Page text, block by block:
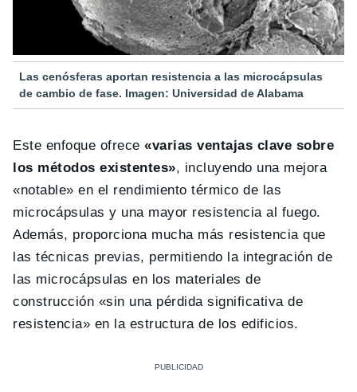
Las cenósferas aportan resistencia a las microcápsulas
de cambio de fase. Imagen: Universidad de Alabama
Este enfoque ofrece«varias ventajas clave sobre
los métodos existentes», incluyendo una mejora
«notable» en el rendimiento térmico de las
microcápsulas y una mayor resistencia al fuego.
Además, proporciona mucha más resistencia que
las técnicas previas, permitiendo la integración de
las microcápsulas en los materiales de
construcción «sin una pérdida significativa de
resistencia» en la estructura de los edificios.